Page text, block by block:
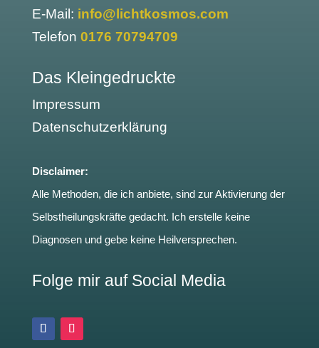
E-Mail: info@lichtkosmos.com
Telefon 0176 70794709
Das Kleingedruckte
Impressum
Datenschutzerklärung
Disclaimer:
Alle Methoden, die ich anbiete, sind zur Aktivierung der
Selbstheilungskräfte gedacht. Ich erstelle keine
Diagnosen und gebe keine Heilversprechen.
Folge mir auf Social Media